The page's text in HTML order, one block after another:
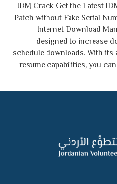
IDM Crack Get the Latest
Patch without Fake Serial
Internet Download
designed to increase
schedule downloads. With
resume capabilities, you